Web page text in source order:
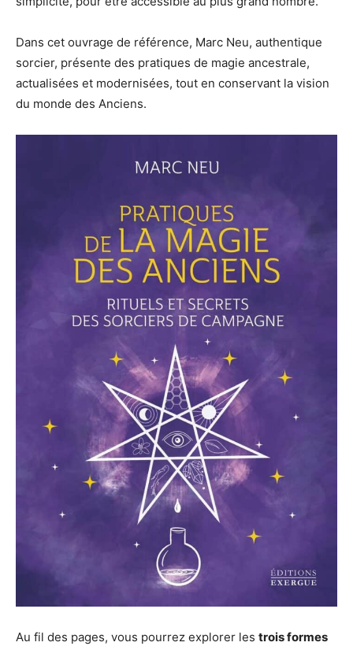
Dans cet ouvrage de référence, Marc Neu, authentique
sorcier, présente des pratiques de magie ancestrale,
actualisées et modernisées, tout en conservant la vision
du monde des Anciens.
Au fil des pages, vous pourrez explorer les trois formes